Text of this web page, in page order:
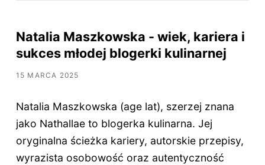
Natalia Maszkowska - wiek, kariera i
sukces młodej blogerki kulinarnej
15 MARCA 2025
Natalia Maszkowska (age lat), szerzej znana
jako Nathallae to blogerka kulinarna. Jej
oryginalna ścieżka kariery, autorskie przepisy,
wyrazista osobowość oraz autentyczność